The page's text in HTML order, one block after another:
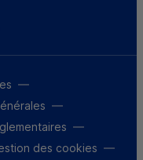
des cookies